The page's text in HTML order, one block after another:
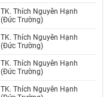
TK. Thích Nguyên Hạnh
(Đức Trường)
TK. Thích Nguyên Hạnh
(Đức Trường)
TK. Thích Nguyên Hạnh
(Đức Trường)
TK. Thích Nguyên Hạnh